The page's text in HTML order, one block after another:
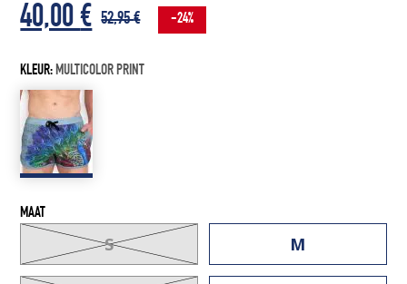
52,95€
Oorspronkelijke
prijs
was:
52,95 €.
40,00€
Huidige
prijs
is:
40,00 €.
-24%
KLEUR:MULTICOLOR PRINT
MAAT
S M